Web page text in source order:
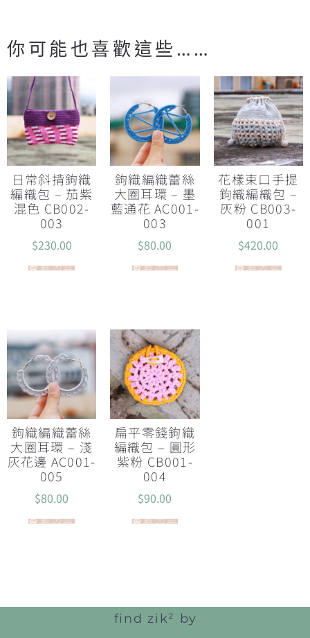
你可能也喜歡這些……
日常斜揹鉤織
編織包 – 茄紫
混色 CB002-
003
$230.00
查看內容
鉤織編織蕾絲
大圈耳環 – 墨
藍通花 AC001-
003
$80.00
查看內容
花樣束口手提
鉤織編織包 –
灰粉 CB003-
001
$420.00
查看內容
鉤織編織蕾絲
大圈耳環 – 淺
灰花邊 AC001-
005
$80.00
查看內容
扁平零錢鉤織
編織包 – 圓形
紫粉 CB001-
004
$90.00
查看內容
find zik² by